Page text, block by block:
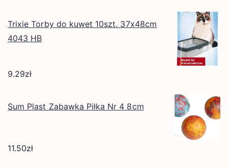
Trixie Torby do kuwet 10szt. 37x48cm
4043 HB
9.29zł
Sum Plast Zabawka Piłka Nr 4 8cm
11.50zł